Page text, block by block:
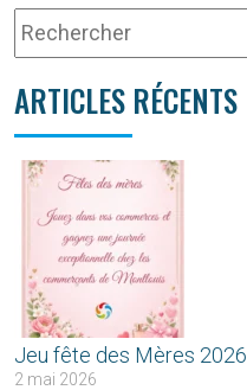
ARTICLES RÉCENTS
Jeu fête des Mères 2026
2 mai 2026